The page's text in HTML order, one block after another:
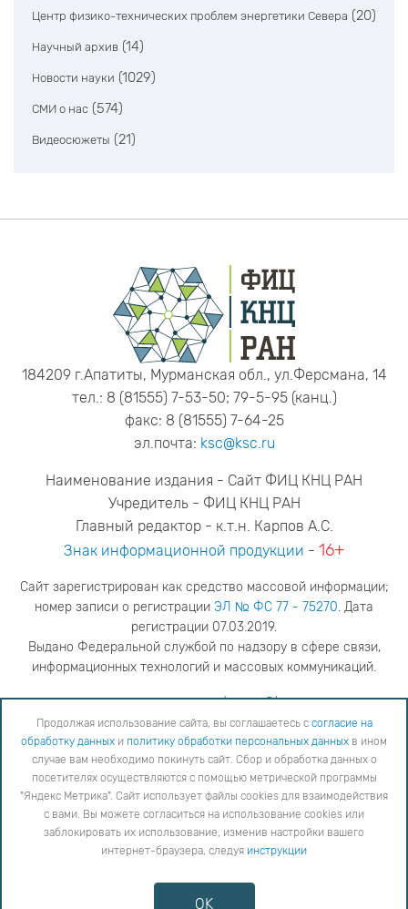
Центр физико-технических проблем энергетики Севера (20)
Научный архив (14)
Новости науки (1029)
СМИ о нас (574)
Видеосюжеты (21)
184209 г.Апатиты, Мурманская обл., ул.Ферсмана, 14
тел.: 8 (81555) 7-53-50; 79-5-95 (канц.)
факс: 8 (81555) 7-64-25
эл.почта: ksc@ksc.ru
Наименование издания - Сайт ФИЦ КНЦ РАН
Учредитель - ФИЦ КНЦ РАН
Главный редактор - к.т.н. Карпов А.С.
Знак информационной продукции - 16+
Сайт зарегистрирован как средство массовой информации;
номер записи о регистрации ЭЛ № ФС 77 - 75270. Дата
регистрации 07.03.2019.
Выдано Федеральной службой по надзору в сфере связи,
информационных технологий и массовых коммуникаций.
адрес редакцииya.stogova@ksc.ru
телефон редакции81555-79-516
Продолжая использование сайта, вы соглашаетесь с согласие на обработку данных
обработки персональных данных
в ином случае вам необходимо покинуть сайт. Сбор и обработка
данных о посетителях осуществляются с помощью метрической программы "Яндекс Метрика".
Сайт использует файлы cookies для взаимодействия с вами. Вы можете согласиться на
использование cookies или заблокировать их использование, изменив настройки вашего интернет-
Противодействие коррупции
Продолжая использование сайта, вы соглашаетесь с согласие на
обработку данных и политику обработки персональных данных в ином
случае вам необходимо покинуть сайт. Сбор и обработка данных о
посетителях осуществляются с помощью метрической программы
"Яндекс Метрика". Сайт использует файлы cookies для взаимодействия
с вами. Вы можете согласиться на использование cookies или
заблокировать их использование, изменив настройки вашего
интернет-браузера, следуя инструкции
OK